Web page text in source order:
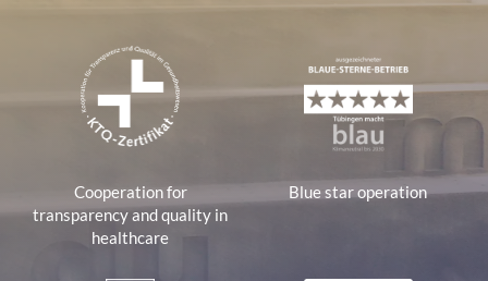
Cooperation for
transparency and quality in
healthcare
Blue star operation